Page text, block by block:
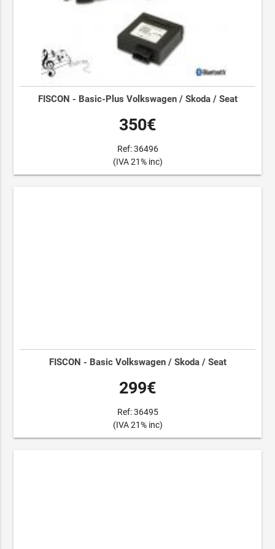
FISCON - Basic-Plus Volkswagen / Skoda / Seat
350€
Ref: 36496
(IVA 21% inc)
FISCON - Basic Volkswagen / Skoda / Seat
299€
Ref: 36495
(IVA 21% inc)